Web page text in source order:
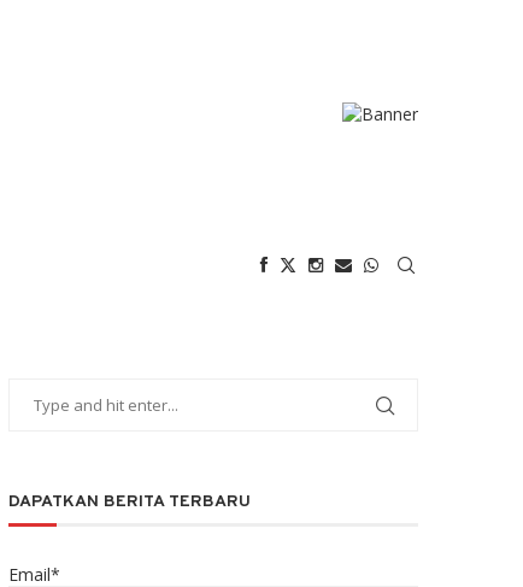
DAPATKAN BERITA TERBARU
Email*